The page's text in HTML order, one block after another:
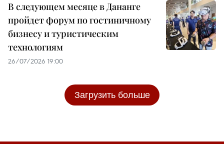
В следующем месяце в Дананге
пройдет форум по гостиничному
бизнесу и туристическим
технологиям
26/07/2026 19:00
Загрузить больше